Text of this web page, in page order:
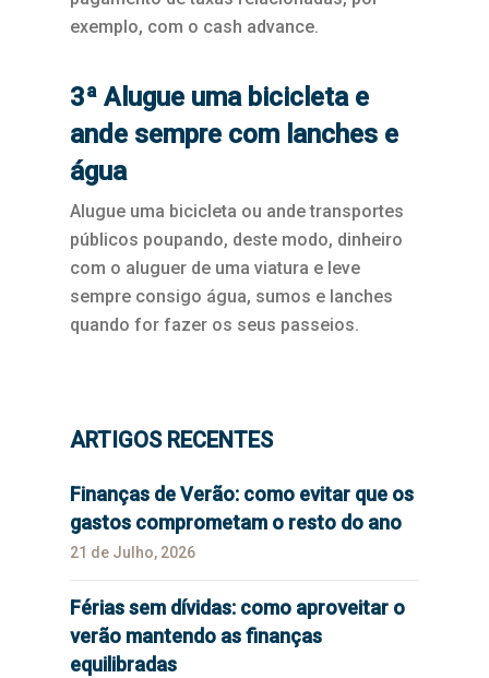
exemplo, com o cash advance.
3ª Alugue uma bicicleta e
ande sempre com lanches e
água
Alugue uma bicicleta ou ande transportes
públicos poupando, deste modo, dinheiro
com o aluguer de uma viatura e leve
sempre consigo água, sumos e lanches
quando for fazer os seus passeios.
ARTIGOS RECENTES
Finanças de Verão: como evitar que os
gastos comprometam o resto do ano
21 de Julho, 2026
Férias sem dívidas: como aproveitar o
verão mantendo as finanças
equilibradas